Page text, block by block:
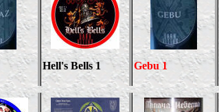
Hell's Bells 1 Gebu 1